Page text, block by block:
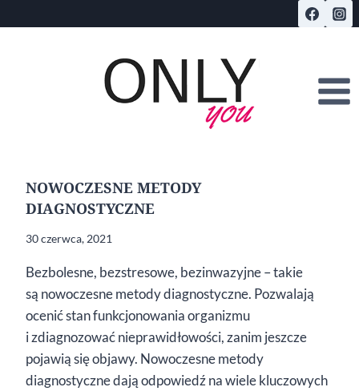
do
NOWOCZESNE METODY
DIAGNOSTYCZNE
30 czerwca, 2021
Bezbolesne, bezstresowe, bezinwazyjne – takie
są nowoczesne metody diagnostyczne. Pozwalają
ocenić stan funkcjonowania organizmu
i zdiagnozować nieprawidłowości, zanim jeszcze
pojawią się objawy. Nowoczesne metody
diagnostyczne dają odpowiedź na wiele kluczowych